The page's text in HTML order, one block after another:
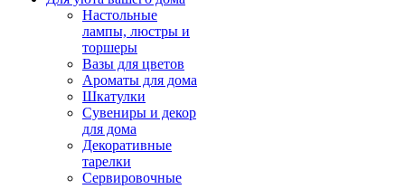
Настольные
лампы, люстры и
торшеры
Вазы для цветов
Ароматы для дома
Шкатулки
Сувениры и декор
для дома
Декоративные
тарелки
Сервировочные